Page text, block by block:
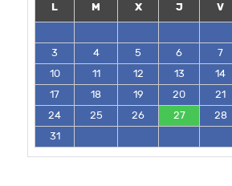
L M X J V
3
4 5 6 7
10
11 12 13 14
17
18 19 20 21
24
25 26 27 28
31